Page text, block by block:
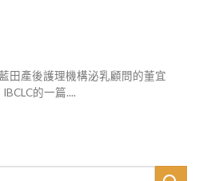
田產後護理機構泌乳顧問的董宜
的一篇....